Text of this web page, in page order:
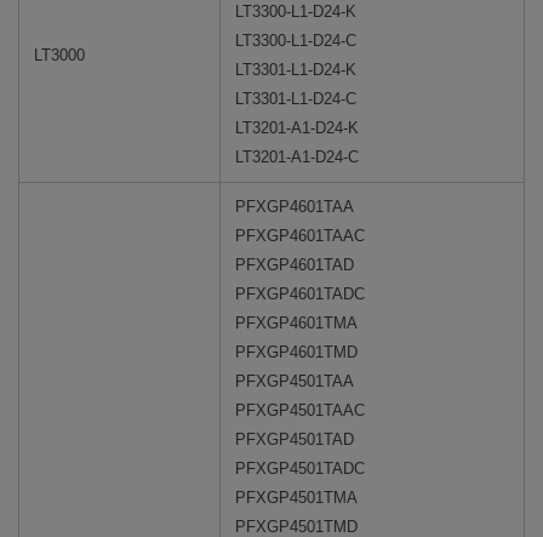
LT3000
LT3300-L1-D24-K
LT3300-L1-D24-C
LT3301-L1-D24-K
LT3301-L1-D24-C
LT3201-A1-D24-K
LT3201-A1-D24-C
PFXGP4601TAA
PFXGP4601TAAC
PFXGP4601TAD
PFXGP4601TADC
PFXGP4601TMA
PFXGP4601TMD
PFXGP4501TAA
PFXGP4501TAAC
PFXGP4501TAD
PFXGP4501TADC
PFXGP4501TMA
PFXGP4501TMD